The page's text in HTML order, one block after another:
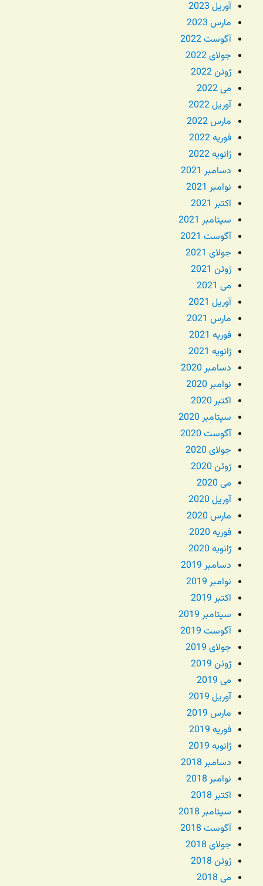
آوریل 2023
مارس 2023
آگوست 2022
جولای 2022
ژوئن 2022
می 2022
آوریل 2022
مارس 2022
فوریه 2022
ژانویه 2022
دسامبر 2021
نوامبر 2021
اکتبر 2021
سپتامبر 2021
آگوست 2021
جولای 2021
ژوئن 2021
می 2021
آوریل 2021
مارس 2021
فوریه 2021
ژانویه 2021
دسامبر 2020
نوامبر 2020
اکتبر 2020
سپتامبر 2020
آگوست 2020
جولای 2020
ژوئن 2020
می 2020
آوریل 2020
مارس 2020
فوریه 2020
ژانویه 2020
دسامبر 2019
نوامبر 2019
اکتبر 2019
سپتامبر 2019
آگوست 2019
جولای 2019
ژوئن 2019
می 2019
آوریل 2019
مارس 2019
فوریه 2019
ژانویه 2019
دسامبر 2018
نوامبر 2018
اکتبر 2018
سپتامبر 2018
آگوست 2018
جولای 2018
ژوئن 2018
می 2018